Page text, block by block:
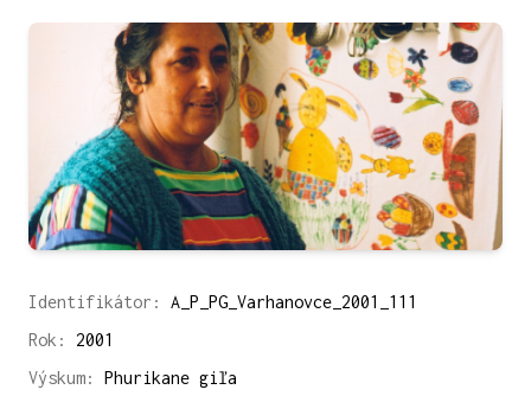
Identifikátor:
A_P_PG_Varhanovce_2001_111
Rok:
2001
Výskum:
Phurikane giľa